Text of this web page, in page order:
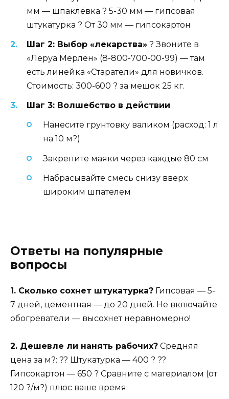
мм — шпаклёвка ? 5-30 мм — гипсовая
штукатурка ? От 30 мм — гипсокартон
Шаг 2: Выбор «лекарства» ? Звоните в
«Леруа Мерлен» (8-800-700-00-99) — там
есть линейка «Старатели» для новичков.
Стоимость: 300-600 ? за мешок 25 кг.
Шаг 3: Волшебство в действии
Нанесите грунтовку валиком (расход: 1 л
на 10 м?)
Закрепите маяки через каждые 80 см
Набрасывайте смесь снизу вверх
широким шпателем
Ответы на популярные
вопросы
1. Сколько сохнет штукатурка? Гипсовая — 5-
7 дней, цементная — до 20 дней. Не включайте
обогреватели — высохнет неравномерно!
2. Дешевле ли нанять рабочих? Средняя
цена за м?: ?? Штукатурка — 400 ? ??
Гипсокартон — 650 ? Сравните с материалом (от
120 ?/м?) плюс ваше время.